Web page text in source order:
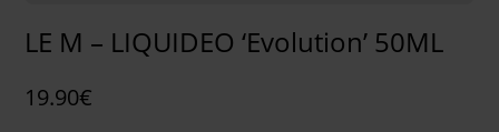
LE M – LIQUIDEO ‘Evolution’ 50ML
19.90€